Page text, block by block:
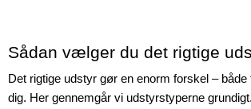
Sådan vælger du det rigtige
Det rigtige udstyr gør en enorm forskel – både
dig. Her gennemgår vi udstyrstyperne grundigt.